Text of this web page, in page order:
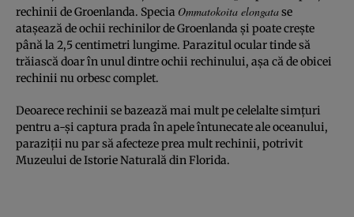
rechinii de Groenlanda. Specia Ommatokoita elongatase
atașează de ochii rechinilor de Groenlanda și poate crește
până la 2,5 centimetri lungime. Parazitul ocular tinde să
trăiască doar în unul dintre ochii rechinului, așa că de obicei
rechinii nu orbesc complet.
Deoarece rechinii se bazează mai mult pe celelalte simțuri
pentru a-și captura prada în apele întunecate ale oceanului,
paraziții nu par să afecteze prea mult rechinii, potrivit
Muzeului de Istorie Naturală din Florida.